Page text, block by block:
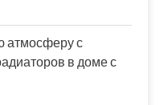
атмосферу с
в доме с